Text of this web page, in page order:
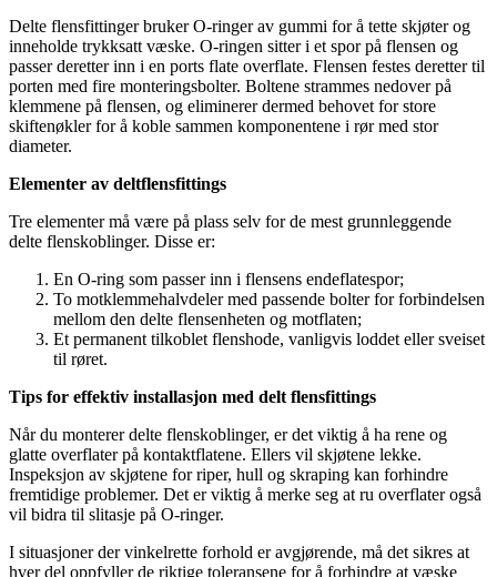
Delte flensfittinger bruker O-ringer av gummi for å tette skjøter og
inneholde trykksatt væske. O-ringen sitter i et spor på flensen og
passer deretter inn i en ports flate overflate. Flensen festes deretter til
porten med fire monteringsbolter. Boltene strammes nedover på
klemmene på flensen, og eliminerer dermed behovet for store
skiftenøkler for å koble sammen komponentene i rør med stor
diameter.
Elementer av deltflensfittings
Tre elementer må være på plass selv for de mest grunnleggende
delte flenskoblinger. Disse er:
En O-ring som passer inn i flensens endeflatespor;
To motklemmehalvdeler med passende bolter for forbindelsen
mellom den delte flensenheten og motflaten;
Et permanent tilkoblet flenshode, vanligvis loddet eller sveiset
til røret.
Tips for effektiv installasjon med delt flensfittings
Når du monterer delte flenskoblinger, er det viktig å ha rene og
glatte overflater på kontaktflatene. Ellers vil skjøtene lekke.
Inspeksjon av skjøtene for riper, hull og skraping kan forhindre
fremtidige problemer. Det er viktig å merke seg at ru overflater også
vil bidra til slitasje på O-ringer.
I situasjoner der vinkelrette forhold er avgjørende, må det sikres at
hver del oppfyller de riktige toleransene for å forhindre at væske